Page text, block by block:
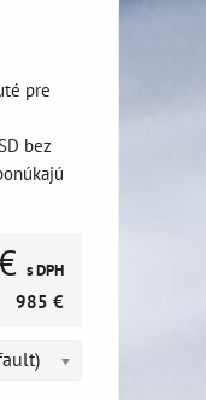
pre
bez
s DPH
985 €